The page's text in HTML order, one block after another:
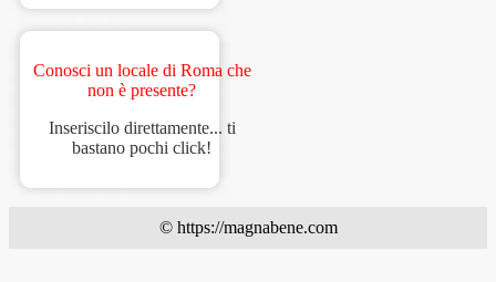
Conosci un locale di Roma che
non è presente?
Inseriscilo direttamente... ti
bastano pochi click!
© https://magnabene.com